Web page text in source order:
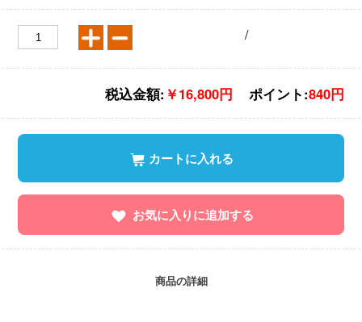
/
税込金額: ￥16,800円 ポイント:840円
カートに入れる
お気に入りに追加する
商品の詳細